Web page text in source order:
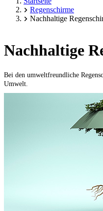
Regenschirme
Nachhaltige
Nachhaltige
Bei den umweltfreundliche
Umwelt.